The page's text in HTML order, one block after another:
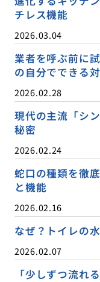
チレス機能
2026.03.04
業者を呼ぶ前に
の自分でできる
2026.02.28
現代の主流「シ
秘密
2026.02.24
蛇口の種類を徹
と機能
2026.02.16
なぜ？トイレの
2026.02.07
「少しずつ流れ